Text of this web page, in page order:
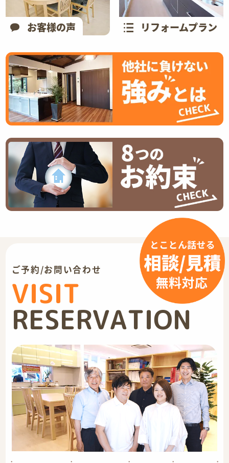
お客様の声 リフォームプラン
ご予約/お問い合わせ
VISIT
RESERVATION